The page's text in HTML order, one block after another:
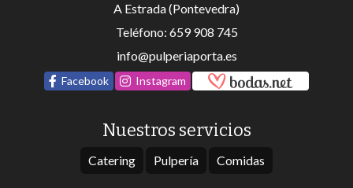
Nuestros servicios
Catering Pulpería Comidas
A Estrada (Pontevedra)
Teléfono: 659 908 745
info@pulperiaporta.es
Facebook Instagram